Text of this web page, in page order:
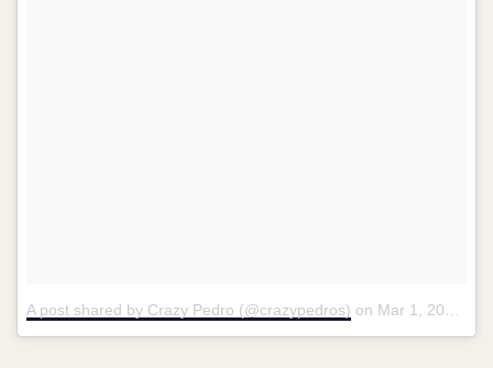
A post shared by Crazy Pedro (@crazypedros) on Mar 1, 2016 at 10:41am PST